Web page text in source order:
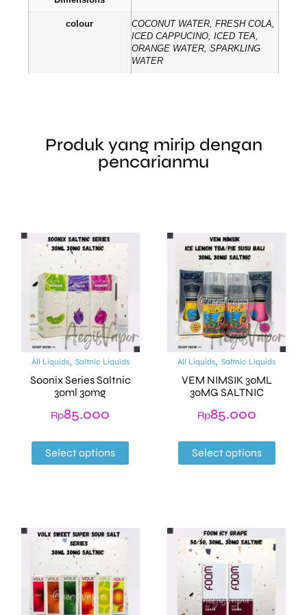
colour
COCONUT WATER, FRESH COLA,
ICED CAPPUCINO, ICED TEA,
ORANGE WATER, SPARKLING
WATER
Produk yang mirip dengan
pencarianmu
All Liquids, Saltnic Liquids
Soonix Series Saltnic
30ml 30mg
Rp85.000
Select options
All Liquids,Saltnic Liquids
VEM NIMSIK 30ML
30MG SALTNIC
Rp85.000
Select options